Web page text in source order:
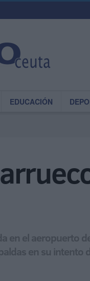
EDUCACIÓN
en el aeropuerto
en su intento